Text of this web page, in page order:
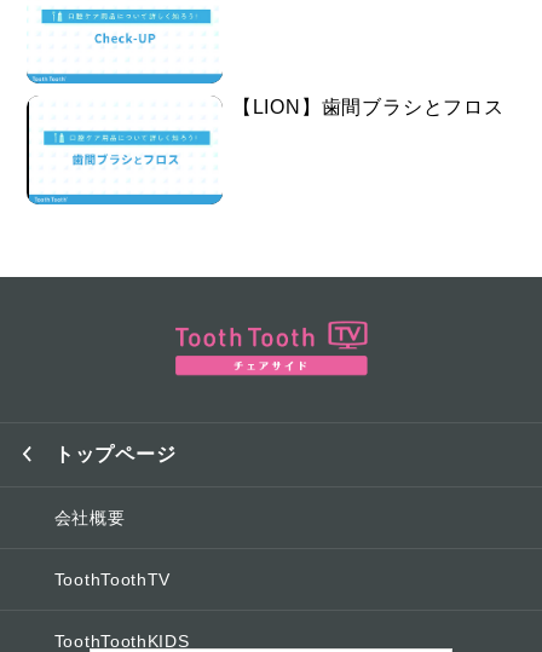
【LION】歯間ブラシとフロス
トップページ
会社概要
ToothToothTV
ToothToothKIDS